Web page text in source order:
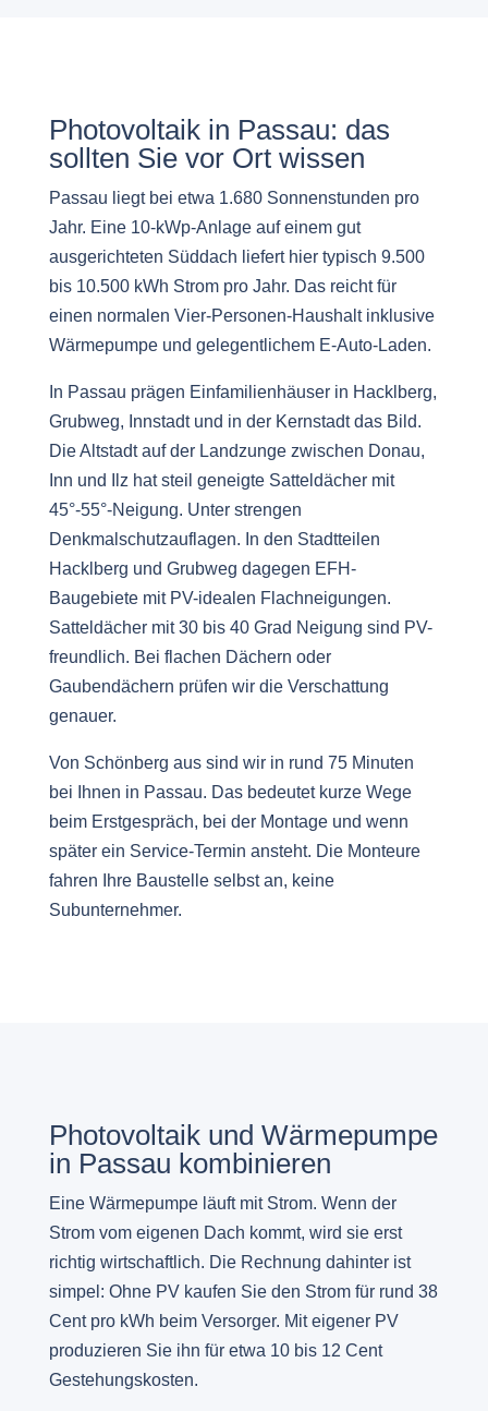
Photovoltaik in Passau: das
sollten Sie vor Ort wissen
Passau liegt bei etwa 1.680 Sonnenstunden pro
Jahr. Eine 10-kWp-Anlage auf einem gut
ausgerichteten Süddach liefert hier typisch 9.500
bis 10.500 kWh Strom pro Jahr. Das reicht für
einen normalen Vier-Personen-Haushalt inklusive
Wärmepumpe und gelegentlichem E-Auto-Laden.
In Passau prägen Einfamilienhäuser in Hacklberg,
Grubweg, Innstadt und in der Kernstadt das Bild.
Die Altstadt auf der Landzunge zwischen Donau,
Inn und Ilz hat steil geneigte Satteldächer mit
45°-55°-Neigung. Unter strengen
Denkmalschutzauflagen. In den Stadtteilen
Hacklberg und Grubweg dagegen EFH-
Baugebiete mit PV-idealen Flachneigungen.
Satteldächer mit 30 bis 40 Grad Neigung sind PV-
freundlich. Bei flachen Dächern oder
Gaubendächern prüfen wir die Verschattung
genauer.
Von Schönberg aus sind wir in rund 75 Minuten
bei Ihnen in Passau. Das bedeutet kurze Wege
beim Erstgespräch, bei der Montage und wenn
später ein Service-Termin ansteht. Die Monteure
fahren Ihre Baustelle selbst an, keine
Subunternehmer.
Photovoltaik und Wärmepumpe
in Passau kombinieren
Eine Wärmepumpe läuft mit Strom. Wenn der
Strom vom eigenen Dach kommt, wird sie erst
richtig wirtschaftlich. Die Rechnung dahinter ist
simpel: Ohne PV kaufen Sie den Strom für rund 38
Cent pro kWh beim Versorger. Mit eigener PV
produzieren Sie ihn für etwa 10 bis 12 Cent
Gestehungskosten.